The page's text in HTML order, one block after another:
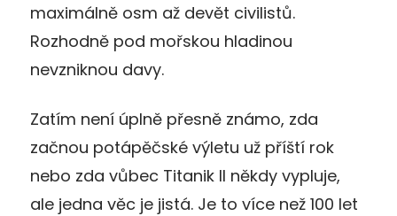
maximálně osm až devět civilistů.
Rozhodně pod mořskou hladinou
nevzniknou davy.
Zatím není úplně přesně známo, zda
začnou potápěčské výletu už příští rok
nebo zda vůbec Titanik II někdy vypluje,
ale jedna věc je jistá. Je to více než 100 let